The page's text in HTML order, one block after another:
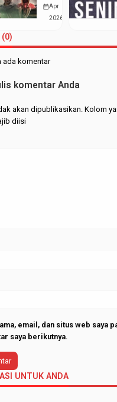
All
calendar_monthApr
2026
(0)
ada komentar
komentar Anda
akan dipublikasikan. Kolom
diisi
email, dan situs web saya
saya berikutnya.
UNTUK ANDA